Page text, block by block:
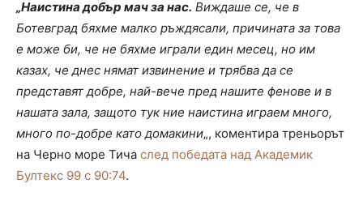
„Наистина добър мач за нас. Виждаше се, че в
Ботевград бяхме малко ръждясали, причината за това
е може би, че не бяхме играли един месец, но им
казах, че днес нямат извинение и трябва да се
представят добре, най-вече пред нашите фенове и в
нашата зала, защото тук ние наистина играем много,
много по-добре като домакини„, коментира треньорът
на Черно море Тича след победата над Академик
Бултекс 99 с 90:74.